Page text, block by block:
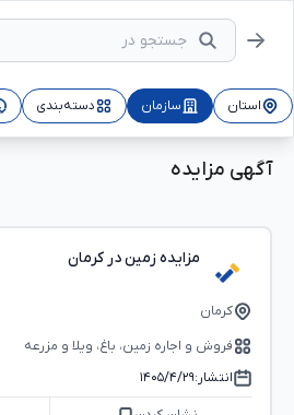
استان سازمان دسته‌بندی
آگهی مزایده
مزایده زمین در کرمان
کرمان
فروش و اجاره زمین، باغ، ویلا و مزرعه
انتشار:۱۴۰۵/۴/۲۹